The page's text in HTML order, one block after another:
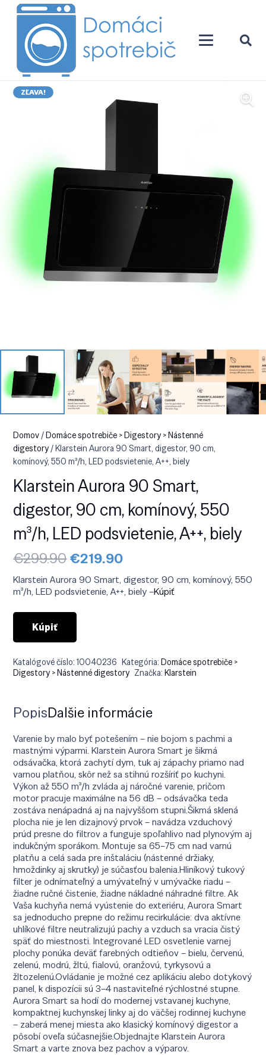
ZĽAVA!
Domov/Domáce spotrebiče > Digestory > Nástenné
digestory/ Klarstein Aurora 90 Smart, digestor, 90 cm,
komínový, 550 m³/h, LED podsvietenie, A++, biely
Klarstein Aurora 90 Smart,
digestor, 90 cm, komínový, 550
m³/h, LED podsvietenie, A++, biely
€299.90Pôvodná
cena
bola:
€299.90.
€219.90Aktuálna
je:
€219.90.
Klarstein Aurora 90 Smart, digestor, 90 cm, komínový, 550
m³/h, LED podsvietenie, A++, biely –Kúpiť
Kúpiť
Katalógové číslo:10040236 Kategória:Domáce spotrebiče >
Digestory > Nástenné digestory Značka:Klarstein
PopisĎalšie informácie
Varenie by malo byť potešením – nie bojom s pachmi a
mastnými výparmi. Klarstein Aurora Smart je šikmá
odsávačka, ktorá zachytí dym, tuk aj zápachy priamo nad
varnou platňou, skôr než sa stihnú rozšíriť po kuchyni.
Výkon až 550 m³/h zvláda aj náročné varenie, pričom
motor pracuje maximálne na 56 dB – odsávačka teda
zostáva nenápadná aj na najvyššom stupni.Šikmá sklená
plocha nie je len dizajnový prvok – navádza vzduchový
prúd presne do filtrov a funguje spoľahlivo nad plynovým aj
indukčným sporákom. Montuje sa 65–75 cm nad varnú
platňu a celá sada pre inštaláciu (nástenné držiaky,
hmoždinky aj skrutky) je súčasťou balenia.Hliníkový tukový
filter je odnímateľný a umývateľný v umývačke riadu –
žiadne ručné čistenie, žiadne nákladné náhradné filtre. Ak
Vaša kuchyňa nemá vyústenie do exteriéru, Aurora Smart
sa jednoducho prepne do režimu recirkulácie: dva aktívne
uhlíkové filtre neutralizujú pachy a vzduch sa vracia čistý
späť do miestnosti. Integrované LED osvetlenie varnej
plochy ponúka deväť farebných odtieňov – bielu, červenú,
zelenú, modrú, žltú, fialovú, oranžovú, tyrkysovú a
žltozelenú.Ovládanie je možné cez aplikáciu alebo dotykový
panel, k dispozícii sú 3–4 nastaviteľné rýchlostné stupne.
Aurora Smart sa hodí do modernej vstavanej kuchyne,
kompaktnej kuchynskej linky aj do väčšej rodinnej kuchyne
– zaberá menej miesta ako klasický komínový digestor a
pôsobí oveľa súčasnejšie.Objednajte Klarstein Aurora
Smart a varte znova bez pachov a výparov.